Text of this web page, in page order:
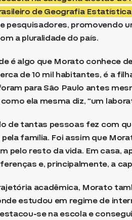
de Geografia Estatística
pesquisadores, promovendo
a pluralidade do país.
é algo que Morato conhece
de 10 mil habitantes, é a
para São Paulo antes
ela mesma diz, “um
de tantas pessoas fez com
família. Foi assim que
pelo resto da vida. Em casa,
e, principalmente, a
acadêmica, Morato
estudou em regime de
se na escola e